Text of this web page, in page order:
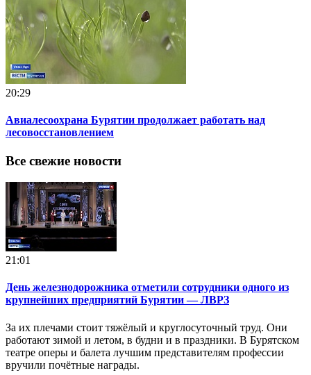
20:29
Авиалесоохрана Бурятии продолжает работать над
лесовосстановлением
Все свежие новости
21:01
День железнодорожника отметили сотрудники одного из
крупнейших предприятий Бурятии — ЛВРЗ
За их плечами стоит тяжёлый и круглосуточный труд. Они
работают зимой и летом, в будни и в праздники. В Бурятском
театре оперы и балета лучшим представителям профессии
вручили почётные награды.